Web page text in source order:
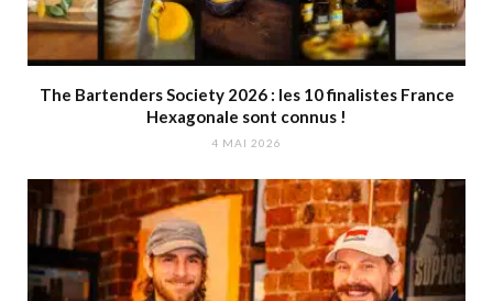
The Bartenders Society 2026 : les 10 finalistes France
Hexagonale sont connus !
4 MAI 2026